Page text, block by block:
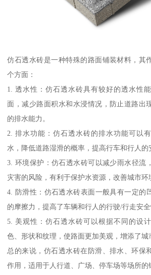
仿石透水砖是一种特殊的路面铺装材料，其
个方面：
1. 透水性：仿石透水砖具有较好的透水性
面，减少路面积水和水浸情况，防止道路出
的排水能力。
2. 排水功能：仿石透水砖的排水功能可以
水，降低道路湿滑的概率，提高行车和行人的
3. 环境保护：仿石透水砖可以减少雨水径流
灾害的风险，有利于保护水资源，改善城市环
4. 防滑性：仿石透水砖表面一般具有一定的
的摩擦力，提高了车辆和行人的行驶/行走安全
5. 美观性：仿石透水砖可以根据不同的设
色、形状和纹理，使路面更加美观，增添了城
总的来说，仿石透水砖在防滑、排水、环保
作用，适用于人行道、广场、停车场等场所的